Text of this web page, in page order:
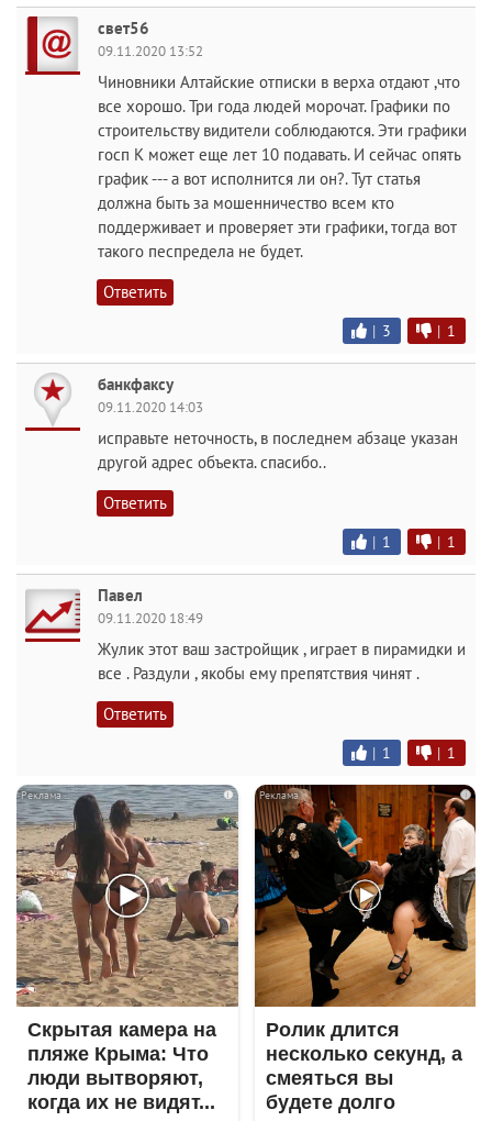
свет56
09.11.2020 13:52
Чиновники Алтайские отписки в верха отдают ,что
все хорошо. Три года людей морочат. Графики по
строительству видители соблюдаются. Эти графики
госп К может еще лет 10 подавать. И сейчас опять
график --- а вот исполнится ли он?. Тут статья
должна быть за мошенничество всем кто
поддерживает и проверяет эти графики, тогда вот
такого песпредела не будет.
Ответить
| 3 | 1
банкфаксу
09.11.2020 14:03
исправьте неточность, в последнем абзаце указан
другой адрес объекта. спасибо..
Ответить
| 1 | 1
Павел
09.11.2020 18:49
Жулик этот ваш застройщик , играет в пирамидки и
все . Раздули , якобы ему препятствия чинят .
Ответить
| 1 | 1
i
Скрытая камера на
пляже Крыма: Что
люди вытворяют,
когда их не видят...
i
Ролик длится
несколько секунд, а
смеяться вы
будете долго